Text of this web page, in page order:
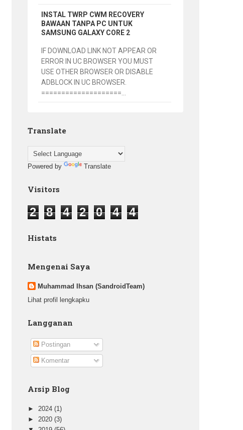
INSTAL TWRP CWM RECOVERY
BAWAAN TANPA PC UNTUK
SAMSUNG GALAXY CORE 2
IF DOWNLOAD LINK NOT APPEAR OR
ERROR IN UC BROWSER YOU MUST
USE OTHER BROWSER OR DISABLE
ADBLOCK IN UC BROWSER.
====================...
Translate
Powered by Translate
Visitors
2 8 4 2 0 4 4
Histats
Mengenai Saya
Muhammad Ihsan (SandroidTeam)
Lihat profil lengkapku
Langganan
Postingan
Komentar
Arsip Blog
► 2024 (1)
► 2020 (3)